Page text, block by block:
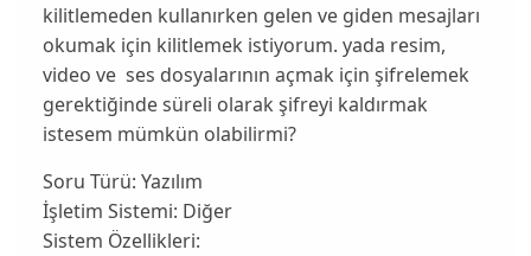
kilitlemeden kullanırken gelen ve giden mesajları
okumak için kilitlemek istiyorum. yada resim,
video ve ses dosyalarının açmak için şifrelemek
gerektiğinde süreli olarak şifreyi kaldırmak
istesem mümkün olabilirmi?
Soru Türü: Yazılım
İşletim Sistemi: Diğer
Sistem Özellikleri: